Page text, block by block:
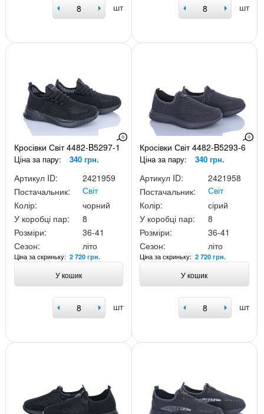
шт шт
Кросівки Світ 4482-B5297-1
Ціна за пару: 340 грн.
Артикул ID:
2421959
Постачальник:
Світ
Колір:
чорний
У коробці пар:
8
Розміри:
36-41
Сезон:
літо
Ціна за скриньку: 2 720 грн.
У кошик
шт
Кросівки Світ 4482-B5293-6
Ціна за пару: 340 грн.
Артикул ID:
2421958
Постачальник:
Світ
Колір:
сірий
У коробці пар:
8
Розміри:
36-41
Сезон:
літо
Ціна за скриньку:2 720 грн.
У кошик
шт